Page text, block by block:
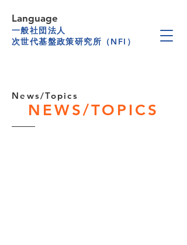
一般社団法人
次世代基盤政策研究所（NFI）
Language
News/Topics
NEWS/TOPICS